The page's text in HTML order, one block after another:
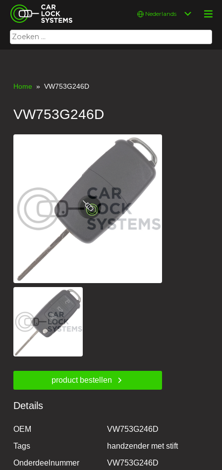
content
Car Lock Systems
Car Lock Systems
Zoeken
naar:
Kies
taal
Home » VW753G246D
VW753G246D
product bestellen
Details
OEM
VW753G246D
Tags
handzender met stift
Onderdeelnummer
VW753G246D